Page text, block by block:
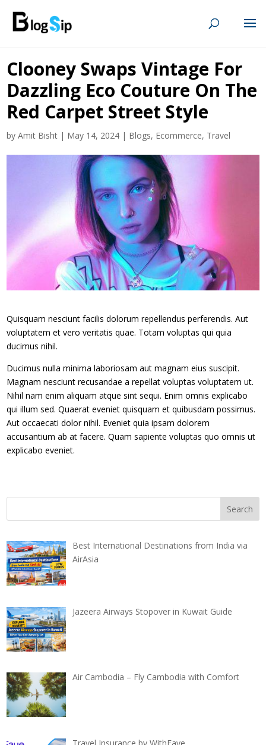
Clooney Swaps Vintage For
Dazzling Eco Couture On The
Red Carpet Street Style
byAmit Bisht | May 14, 2024 | Blogs, Ecommerce, Travel
Quisquam nesciunt facilis dolorum repellendus perferendis. Aut
voluptatem et vero veritatis quae. Totam voluptas qui quia
ducimus nihil.
Ducimus nulla minima laboriosam aut magnam eius suscipit.
Magnam nesciunt recusandae a repellat voluptas voluptatem ut.
Nihil nam enim aliquam atque sint sequi. Enim omnis explicabo
qui illum sed. Quaerat eveniet quisquam et quibusdam possimus.
Aut occaecati dolor nihil. Eveniet quia ipsam dolorem
accusantium ab at facere. Quam sapiente voluptas quo omnis ut
explicabo eveniet.
Best International Destinations from India via
AirAsia
Jazeera Airways Stopover in Kuwait Guide
Air Cambodia – Fly Cambodia with Comfort